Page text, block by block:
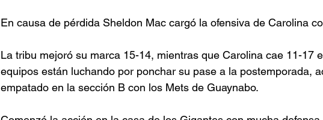
En causa de pérdida Sheldon Mac cargó la ofensiva de Carolina
La tribu mejoró su marca 15-14, mientras que Carolina cae 11-17
equipos están luchando por ponchar su pase a la postemporada,
empatado en la sección B con los Mets de Guaynabo.